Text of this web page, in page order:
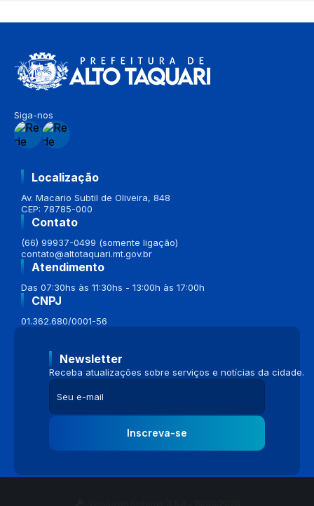
Siga-nos
Localização
Av. Macario Subtil de Oliveira, 848
CEP: 78785-000
Contato
(66) 99937-0499 (somente ligação)
contato@altotaquari.mt.gov.br
Atendimento
Das 07:30hs às 11:30hs - 13:00h às 17:00h
CNPJ
01.362.680/0001-56
Newsletter
Receba atualizações sobre serviços e notícias da cidade.
Inscreva-se